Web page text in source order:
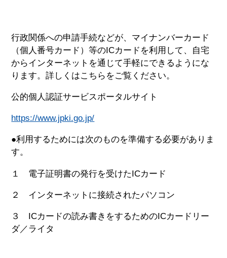
行政関係への申請手続などが、マイナンバーカード
（個人番号カード）等のICカードを利用して、自宅
からインターネットを通じて手軽にできるようにな
ります。詳しくはこちらをご覧ください。
公的個人認証サービスポータルサイト
https://www.jpki.go.jp/
●利用するためには次のものを準備する必要がありま
す。
１ 電子証明書の発行を受けたICカード
２ インターネットに接続されたパソコン
３ ICカードの読み書きをするためのICカードリー
ダ／ライタ